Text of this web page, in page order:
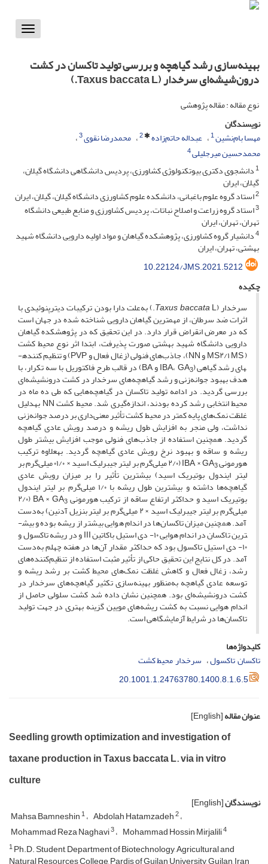
Toggle
بهینه‌سازی رشد گیاهچه و بررسی تولید تاکسان در کشت
درون‌شیشه‌ای سرخدار (Taxus baccata L.)
نوع مقاله : مقاله پژوهشی
نویسندگان
مهسا بام‌نشین1 عبداله حاتم‌زاده 2 محمدرضا نقوی3
محمدحسین میرجلیلی4
1دانشجوی دکتری بیوتکنولوژی کشاورزی، پردیس دانشگاهی دانشگاه گیلان،
گیلان، ایران
2استاد گروه علوم باغبانی، دانشکده علوم کشاورزی دانشگاه گیلان، گیلان، ایران
3استاد گروه زراعت و اصلاح نباتات، پردیس کشاورزی و منابع طبیعی دانشگاه
تهران، تهران، ایران
4دانشیار گروه کشاورزی، پژوهشکده گیاهان و مواد اولیه دارویی دانشگاه شهید
بهشتی، تهران، ایران
10.22124/JMS.2021.5212
چکیده
سرخدار ( Taxus baccataL.) به‌علت دارا بودن ترکیبات دی­ترپنوئیدی با
اثرات ضد سرطان، از مهم­ترین گیاهان دارویی شناخته شده در جهان است
که در معرض انقراض قرار دارد. در این تحقیق که در پژوهشکده گیاهان
دارویی دانشگاه شهید بهشتی صورت پذیرفت، ابتدا اثر نوع محیط کشت
(MS٬ MS۲/۱ و NN)، جاذب‌های فنولی (زغال فعال و PVP) و تنظیم کننده­
های رشد گیاهی (IBA، GA3 و BA) در قالب طرح فاکتوریل با سه تکرار، با
هدف بهبود جوانه‌زنی و رشد گیاهچه‌های سرخدار در کشت درون­شیشه‌ای
بررسی گردید. در ادامه تولید تاکسان در گیاهچه‌هایی که طی ده ماه در
محیط انتخابی رشد کرده بودند، اندازه‌گیری شد. محیط کشت NN به­دلیل
غلظت نمک‌های پایه کم­تر در محیط کشت تأثیر معنی‌داری بر درصد جوانه‌زنی
نداشت، ولی منجر به افزایش طول ریشه و درصد رویش عادی گیاهچه
گردید. همچنین استفاده از جاذب‌های فنولی موجب افزایش بیش­تر طول
ریشه و ساقه و بهبود نرخ رویش عادی گیاهچه گردید. به­علاوه ترکیب
هورمونی IBA × GA3 (۲/۰ میلی‌گرم بر لیتر جیبرلیک اسید × ۰۱/۰ میلی‌گرم بر
لیتر ایندول بوتیریک اسید) بیش­ترین تأثیر را بر میزان رویش عادی
گیاهچه‌ها داشته و بیش­ترین طول ریشه با ۱/۰ میلی‌گرم بر لیتر ایندول
بوتیریک اسید و حداکثر ارتفاع ساقه از ترکیب هورمونی BA × GA 3 (۲/۰
میلی‌گرم بر لیتر جیبرلیک اسید × ۲ میلی‌گرم بر لیتر بنزیل آدنین) به‌دست
آمد. همچنین میزان تاکسان‌ها در اندام هوایی بیش­تر از ریشه بوده و بیش­
ترین تاکسان در اندام هوایی ۱۰- دی استیل باکاتین III و در ریشه تاکسول و
۱۰- دی استیل تاکسول بود که حداکثر مقدار آن‌ها در هفته چهلم به‌دست
آمد. در کل نتایج این تحقیق حاکی از تأثیر مثبت استفاده از تنظیم‌کننده‌های
رشد، زغال فعال و کاهش غلظت نمک‌های محیط کشت بر رشد ریشه و
توسعه عادی گیاهچه به‌منظور بهینه‌سازی تکثیر گیاهچه‌های سرخدار در
کشت درون­شیشه‌ای بود. همچنین نشان داده شد کشت‌ سلولی حاصل از
اندام‌ هوایی نسبت به کشت ریشه‌های مویین گزینه بهتری در جهت تولید
تاکسان‌ها در شرایط آزمایشگاهی است.
کلیدواژه‌ها
تاکسان٬ تاکسول
سرخدار٬ محیط کشت
20.1001.1.24763780.1400.8.1.6.5
عنوان مقاله[English]
Seedling growth optimization and investigation of
taxane production in Taxus baccata L. via in vitro
culture
نویسندگان[English]
Mahsa Bamneshin1 Abdolah Hatamzadeh2
Mohammad Reza Naghavi3 Mohammad Hossin Mirjalili4
1Ph.D. Student, Department of Biotechnology, Agricultural and